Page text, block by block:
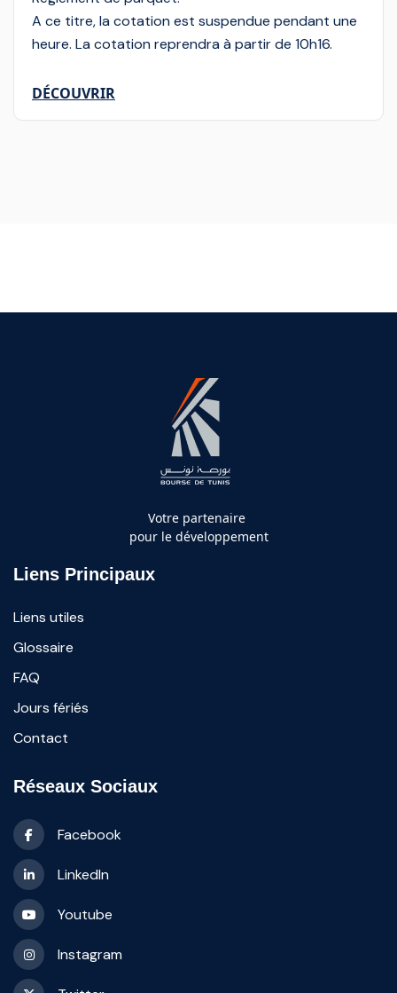
A ce titre, la cotation est suspendue pendant une
heure. La cotation reprendra à partir de 10h16.
DÉCOUVRIR
Votre partenaire
pour le développement
Liens Principaux
Liens utiles
Glossaire
FAQ
Jours fériés
Contact
Réseaux Sociaux
Facebook
LinkedIn
Youtube
Instagram